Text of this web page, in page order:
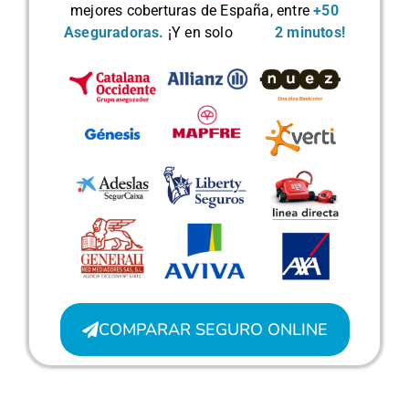
mejores coberturas de España, entre+50
Aseguradoras. ¡Y en solo 2 minutos!
COMPARAR SEGURO ONLINE